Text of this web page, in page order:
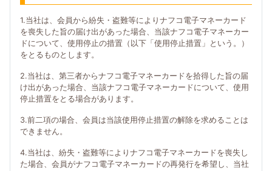
1.当社は、会員から紛失・盗難等によりナフコ電子マネーカード
を喪失した旨の届け出があった場合、当該ナフコ電子マネーカー
ドについて、使用停止の措置（以下「使用停止措置」という。）
をとるものとします。
2.当社は、第三者からナフコ電子マネーカードを拾得した旨の届
け出があった場合、当該ナフコ電子マネーカードについて、使用
停止措置をとる場合があります。
3.前二項の場合、会員は当該使用停止措置の解除を求めることは
できません。
4.当社は、紛失・盗難等によりナフコ電子マネーカードを喪失し
た場合、会員がナフコ電子マネーカードの再発行を希望し、当社